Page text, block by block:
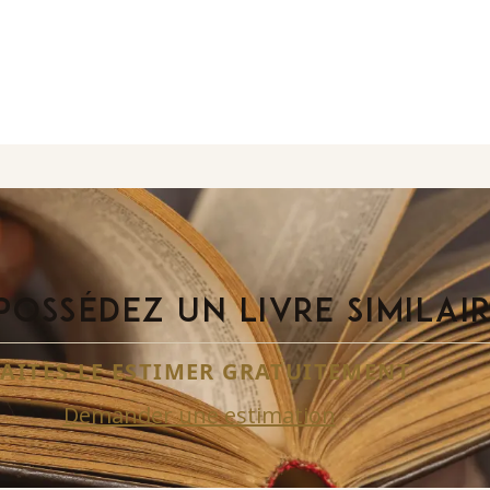
UN LIVRE
LE ESTIMER GRATUITEMENT
Demander une estimation